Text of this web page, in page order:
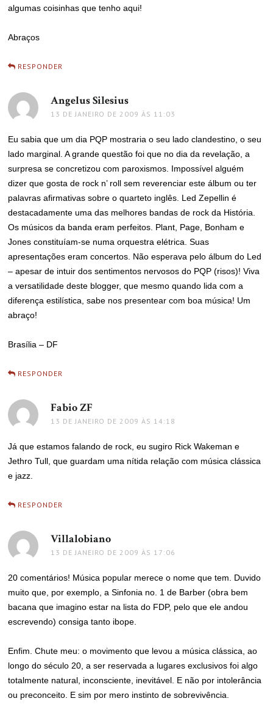
algumas coisinhas que tenho aqui!
Abraços
RESPONDER
Angelus Silesius
13 DE JANEIRO DE 2009 ÀS 11:03
Eu sabia que um dia PQP mostraria o seu lado clandestino, o seu
lado marginal. A grande questão foi que no dia da revelação, a
surpresa se concretizou com paroxismos. Impossível alguém
dizer que gosta de rock n’ roll sem reverenciar este álbum ou ter
palavras afirmativas sobre o quarteto inglês. Led Zepellin é
destacadamente uma das melhores bandas de rock da História.
Os músicos da banda eram perfeitos. Plant, Page, Bonham e
Jones constituíam-se numa orquestra elétrica. Suas
apresentações eram concertos. Não esperava pelo álbum do Led
– apesar de intuir dos sentimentos nervosos do PQP (risos)! Viva
a versatilidade deste blogger, que mesmo quando lida com a
diferença estilística, sabe nos presentear com boa música! Um
abraço!
Brasília – DF
RESPONDER
Fabio ZF
13 DE JANEIRO DE 2009 ÀS 14:18
Já que estamos falando de rock, eu sugiro Rick Wakeman e
Jethro Tull, que guardam uma nítida relação com música clássica
e jazz.
RESPONDER
Villalobiano
13 DE JANEIRO DE 2009 ÀS 17:06
20 comentários! Música popular merece o nome que tem. Duvido
muito que, por exemplo, a Sinfonia no. 1 de Barber (obra bem
bacana que imagino estar na lista do FDP, pelo que ele andou
escrevendo) consiga tanto ibope.
Enfim. Chute meu: o movimento que levou a música clássica, ao
longo do século 20, a ser reservada a lugares exclusivos foi algo
totalmente natural, inconsciente, inevitável. E não por intolerância
ou preconceito. E sim por mero instinto de sobrevivência.